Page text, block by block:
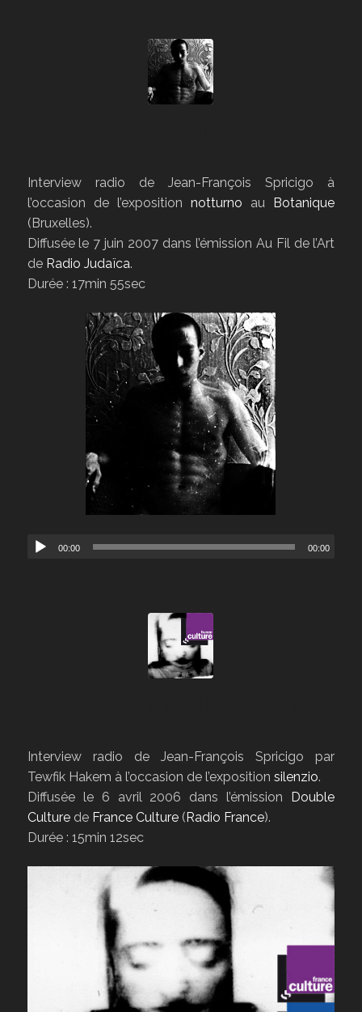
Interview radio de Jean-François Spricigo à
l’occasion de l’expositionnotturno au Botanique
(Bruxelles).
Diffusée le 7 juin 2007 dans l’émission Au Fil de l’Art
de Radio Judaïca.
Durée : 17min 55sec
00:00 00:00
Interview radio de Jean-François Spricigo par
Tewfik Hakem à l’occasion de l’exposition silenzio.
Diffusée le 6 avril 2006 dans l’émission Double
Culturede France Culture(Radio France).
Durée : 15min 12sec